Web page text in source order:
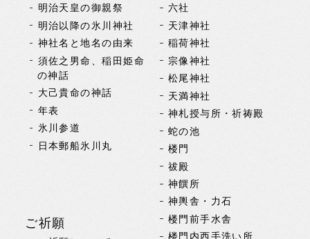
明治天皇の御親祭
明治以降の氷川神社
神社名と地名の由来
須佐之男命、稲田姫命
の神話
大己貴命の神話
年表
氷川参道
日本郵船氷川丸
ご祈願
六社
天津神社
稲荷神社
宗像神社
松尾神社
天満神社
神札授与所・祈祷殿
蛇の池
楼門
祓殿
神饌所
神輿舎・力石
楼門前手水舎
楼門内西手洗い所